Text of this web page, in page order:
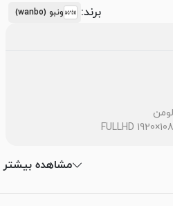
برند: ونبو (wanbo)
مشاهده بیشتر